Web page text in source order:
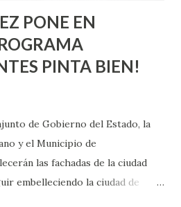
PONE EN
PINTA BIEN!
de Gobierno del Estado, la
y el Municipio de
las fachadas de la ciudad
embelleciendo la ciudad de